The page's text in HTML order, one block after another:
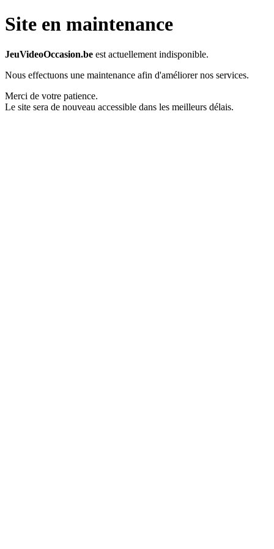
Site en maintenance
JeuVideoOccasion.be est actuellement indisponible.
Nous effectuons une maintenance afin d'améliorer nos services.
Merci de votre patience.
Le site sera de nouveau accessible dans les meilleurs délais.